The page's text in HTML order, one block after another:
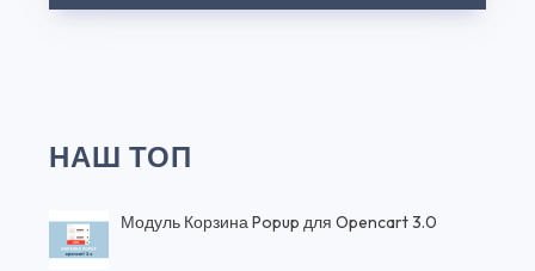
НАШ ТОП
Модуль Корзина Popup для Opencart 3.0